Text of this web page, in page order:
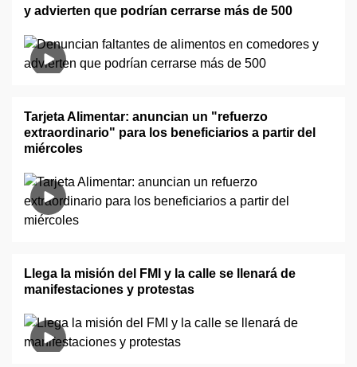
y advierten que podrían cerrarse más de 500
Tarjeta Alimentar: anuncian un "refuerzo
extraordinario" para los beneficiarios a partir del
miércoles
Llega la misión del FMI y la calle se llenará de
manifestaciones y protestas